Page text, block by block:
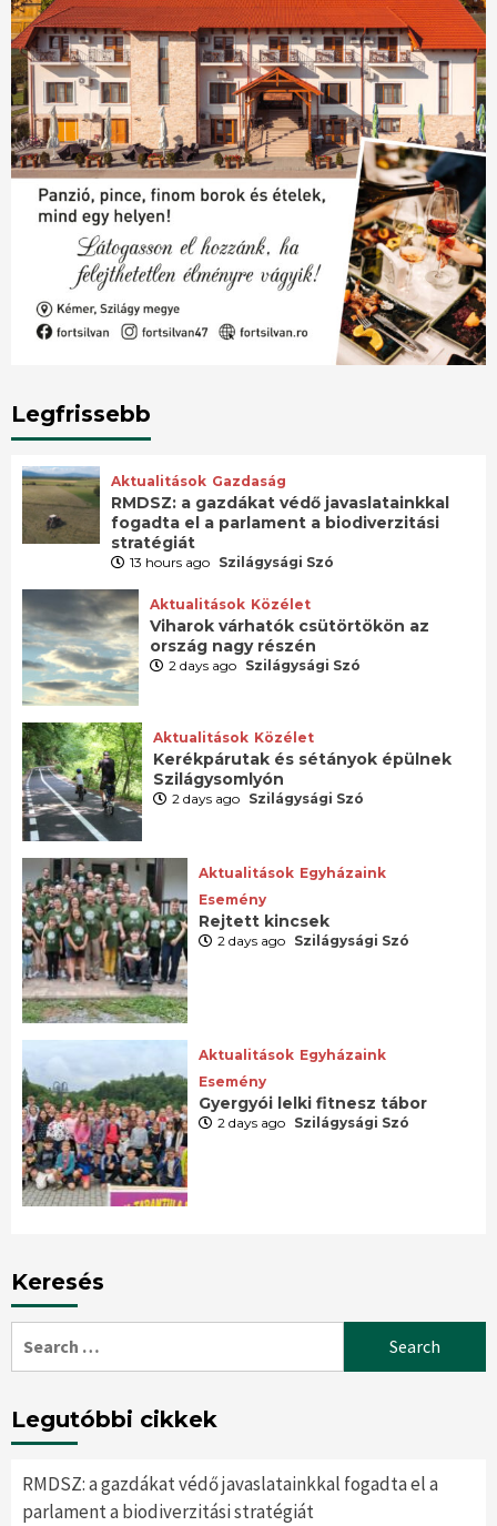
Legfrissebb
Aktualitások Gazdaság
RMDSZ: a gazdákat védő javaslatainkkal
fogadta el a parlament a biodiverzitási
stratégiát
13 hours ago Szilágysági Szó
Aktualitások Közélet
Viharok várhatók csütörtökön az
ország nagy részén
2 days ago Szilágysági Szó
Aktualitások Közélet
Kerékpárutak és sétányok épülnek
Szilágysomlyón
2 days ago Szilágysági Szó
Aktualitások Egyházaink
Esemény
Rejtett kincsek
2 days ago Szilágysági Szó
Aktualitások Egyházaink
Esemény
Gyergyói lelki fitnesz tábor
2 days ago Szilágysági Szó
Keresés
for:
Legutóbbi cikkek
RMDSZ: a gazdákat védő javaslatainkkal fogadta el a
parlament a biodiverzitási stratégiát